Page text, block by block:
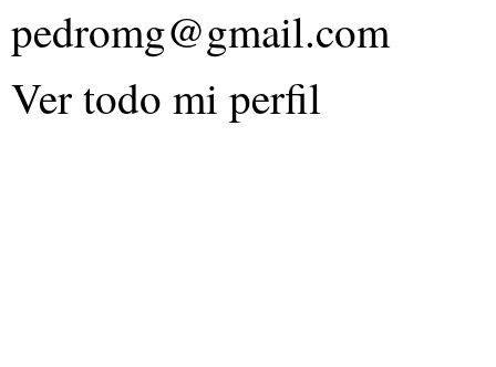
pedromg@gmail.com
Ver todo mi perfil